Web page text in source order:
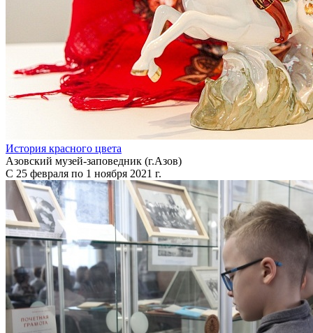
История красного цвета
Азовский музей-заповедник (г.Азов)
С 25 февраля по 1 ноября 2021 г.